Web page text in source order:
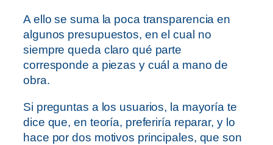
A ello se suma la poca transparencia en
algunos presupuestos, en el cual no
siempre queda claro qué parte
corresponde a piezas y cuál a mano de
obra.
Si preguntas a los usuarios, la mayoría te
dice que, en teoría, preferiría reparar, y lo
hace por dos motivos principales, que son